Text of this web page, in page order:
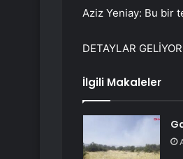
Aziz Yeniay: Bu bir
DETAYLAR
İlgili Makaleler